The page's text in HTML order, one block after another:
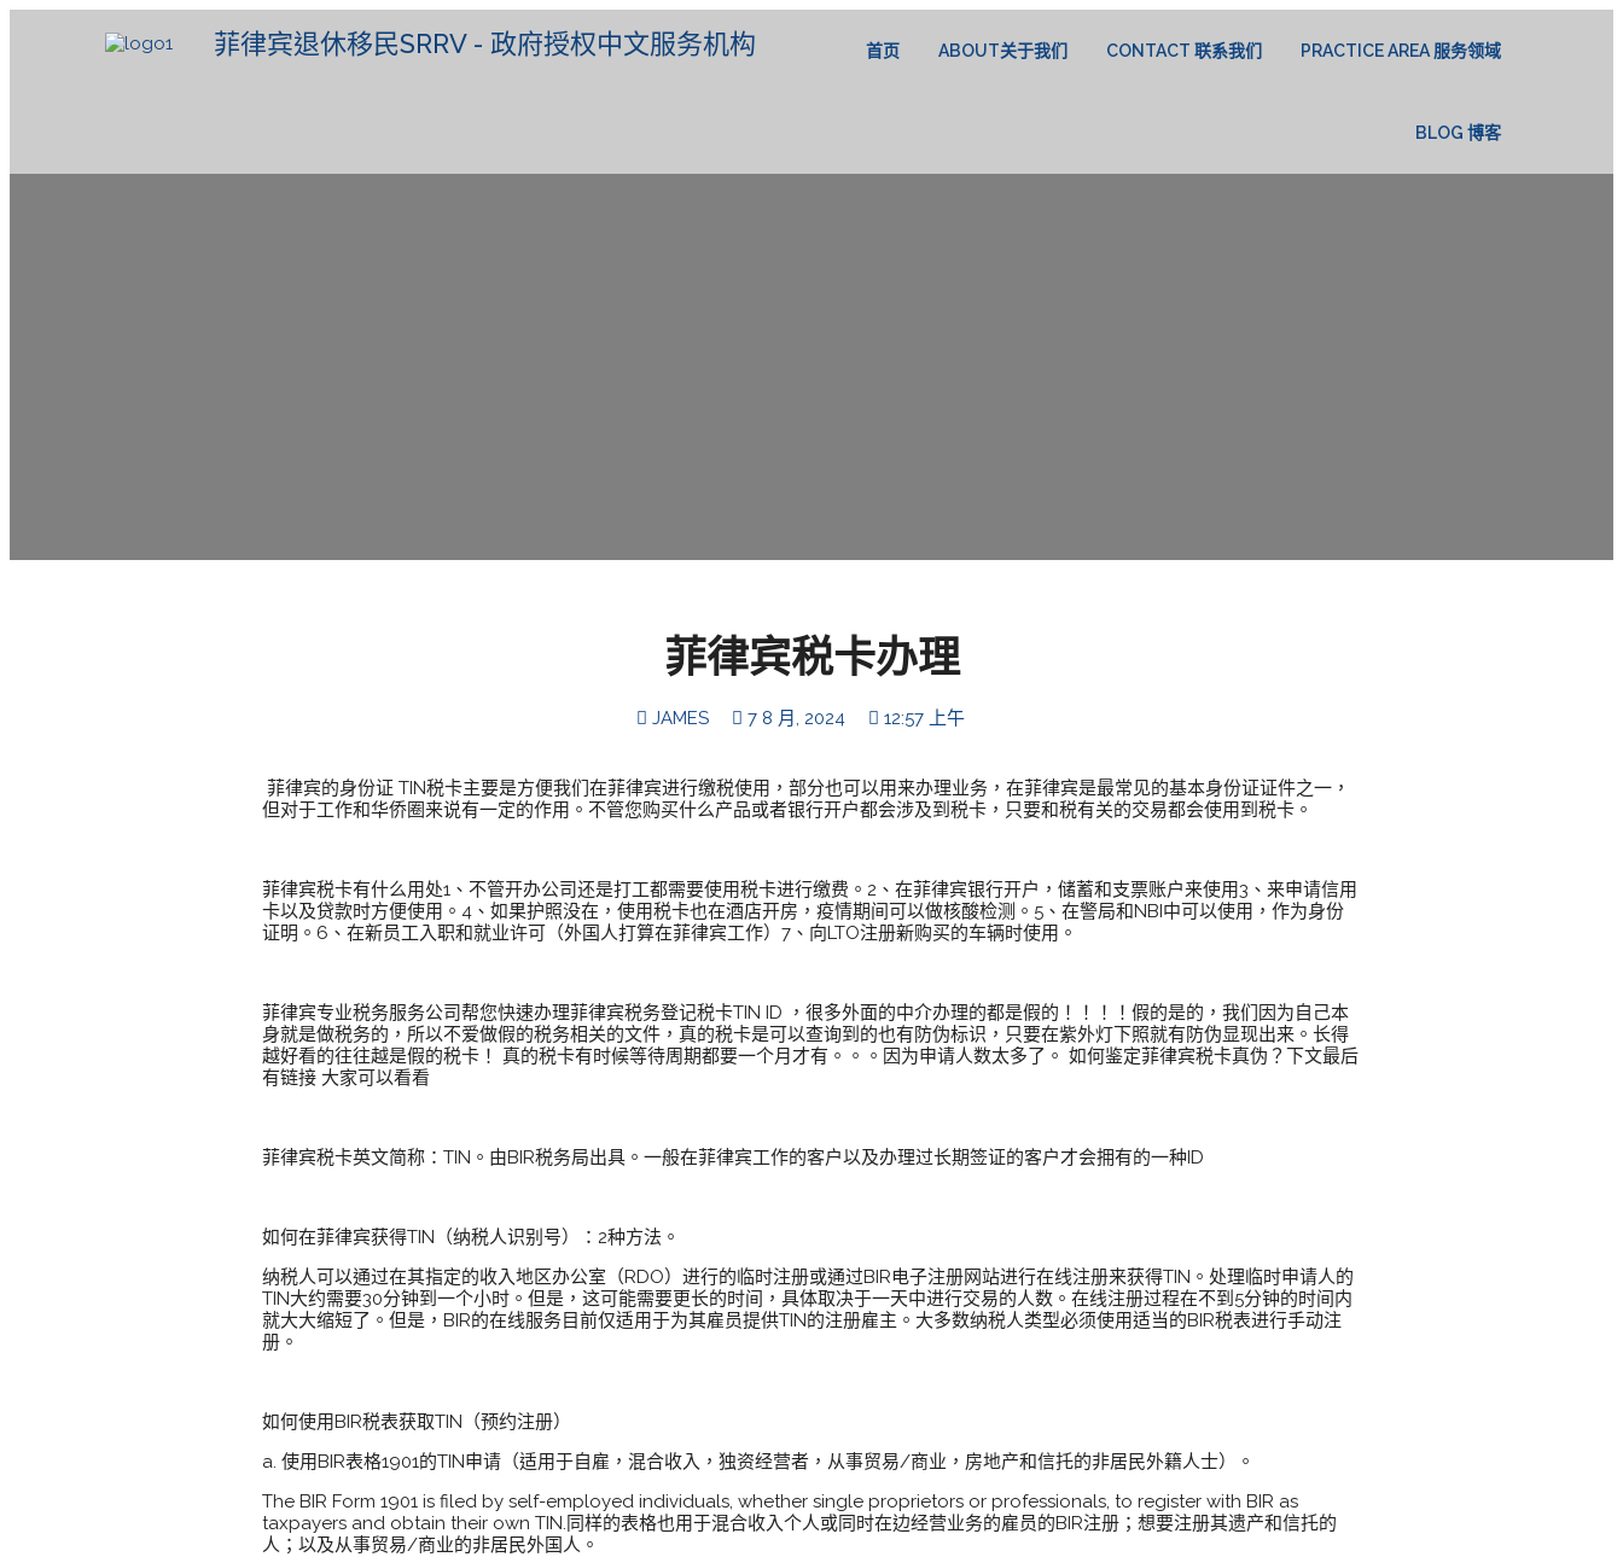
菲律宾退休移民SRRV - 政府授权中文服务机构 首页 ABOUT关于我们 CONTACT 联系我们 PRACTICE AREA 服务领域
BLOG 博客
菲律宾税卡办理
JAMES 7 8 月, 2024 12:57 上午
菲律宾的身份证 TIN税卡主要是方便我们在菲律宾进行缴税使用，部分也可以用来办理业务，在菲律宾是最常见的基本身份证证件之一，
但对于工作和华侨圈来说有一定的作用。不管您购买什么产品或者银行开户都会涉及到税卡，只要和税有关的交易都会使用到税卡。
菲律宾税卡有什么用处1、不管开办公司还是打工都需要使用税卡进行缴费。2、在菲律宾银行开户，储蓄和支票账户来使用3、来申请信用
卡以及贷款时方便使用。4、如果护照没在，使用税卡也在酒店开房，疫情期间可以做核酸检测。5、在警局和NBI中可以使用，作为身份
证明。6、在新员工入职和就业许可（外国人打算在菲律宾工作）7、向LTO注册新购买的车辆时使用。
菲律宾专业税务服务公司帮您快速办理菲律宾税务登记税卡TIN ID ，很多外面的中介办理的都是假的！！！！假的是的，我们因为自己本
身就是做税务的，所以不爱做假的税务相关的文件，真的税卡是可以查询到的也有防伪标识，只要在紫外灯下照就有防伪显现出来。长得
越好看的往往越是假的税卡！ 真的税卡有时候等待周期都要一个月才有。。。因为申请人数太多了。 如何鉴定菲律宾税卡真伪？下文最后
有链接 大家可以看看
菲律宾税卡英文简称：TIN。由BIR税务局出具。一般在菲律宾工作的客户以及办理过长期签证的客户才会拥有的一种ID
如何在菲律宾获得TIN（纳税人识别号）：2种方法。
纳税人可以通过在其指定的收入地区办公室（RDO）进行的临时注册或通过BIR电子注册网站进行在线注册来获得TIN。处理临时申请人的
TIN大约需要30分钟到一个小时。但是，这可能需要更长的时间，具体取决于一天中进行交易的人数。在线注册过程在不到5分钟的时间内
就大大缩短了。但是，BIR的在线服务目前仅适用于为其雇员提供TIN的注册雇主。大多数纳税人类型必须使用适当的BIR税表进行手动注
册。
如何使用BIR税表获取TIN（预约注册）
a. 使用BIR表格1901的TIN申请（适用于自雇，混合收入，独资经营者，从事贸易/商业，房地产和信托的非居民外籍人士）。
The BIR Form 1901 is filed by self-employed individuals, whether single proprietors or professionals, to register with BIR as
taxpayers and obtain their own TIN.同样的表格也用于混合收入个人或同时在边经营业务的雇员的BIR注册；想要注册其遗产和信托的
人；以及从事贸易/商业的非居民外国人。